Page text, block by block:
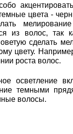
цвета -
из волос, так
сделать
цвету.
роста волос.
осветление
темными
волосы.